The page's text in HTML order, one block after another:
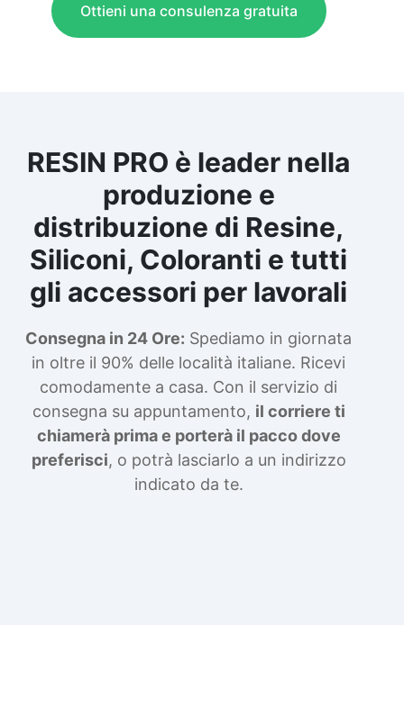
Ottieni una consulenza gratuita
RESIN PRO è leader nella
produzione e
distribuzione di Resine,
Siliconi, Coloranti e tutti
gli accessori per lavorali
Consegna in 24 Ore: Spediamo in giornata
in oltre il 90% delle località italiane. Ricevi
comodamente a casa. Con il servizio di
consegna su appuntamento, il corriere ti
chiamerà prima e porterà il pacco dove
preferisci, o potrà lasciarlo a un indirizzo
indicato da te.